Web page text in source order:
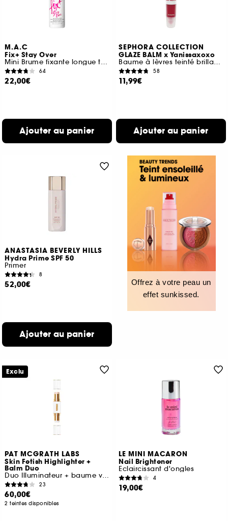
M.A.C
Fix+ Stay Over
Mini Brume fixante longue tenue sans alcool
64
22,00€
Ajouter au panier
SEPHORA COLLECTION
GLAZE BALM x Yanissaxoxo
Baume à lèvres teinté brillance glossy
58
11,99€
Ajouter au panier
ANASTASIA BEVERLY HILLS
Hydra Prime SPF 50
Primer
8
52,00€
Ajouter au panier
Offrez à votre peau un
effet sunkissed.
PAT MCGRATH LABS
Skin Fetish Highlighter +
Balm Duo
Duo Illuminateur + baume visage
23
60,00€
2 teintes disponibles
Exclu
LE MINI MACARON
Nail Brightener
Eclaircissant d'ongles
4
19,00€